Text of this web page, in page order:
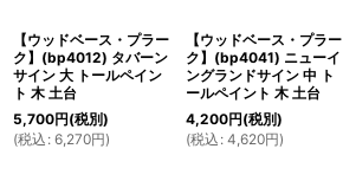
【ウッドベース・プラー
ク】(bp4012) タバーン
サイン 大 トールペイン
ト 木 土台
5,700円(税別)
(税込 : 6,270円)
【ウッドベース・プラー
ク】(bp4041) ニューイ
ングランドサイン 中 ト
ールペイント 木 土台
4,200円(税別)
(税込 : 4,620円)